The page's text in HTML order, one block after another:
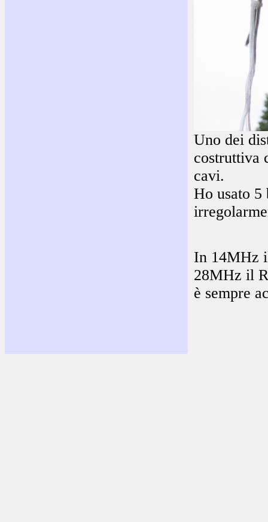
Uno dei
costruttiva
cavi.
Ho usato 5
In 14MHz
28MHz il
è sempre